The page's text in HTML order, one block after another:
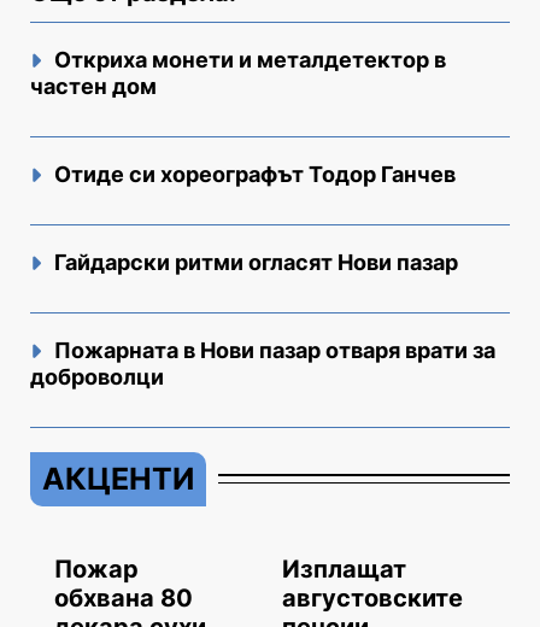
Откриха монети и металдетектор в
частен дом
Отиде си хореографът Тодор Ганчев
Гайдарски ритми огласят Нови пазар
Пожарната в Нови пазар отваря врати за
доброволци
АКЦЕНТИ
Пожар
обхвана 80
Изплащат
августовските